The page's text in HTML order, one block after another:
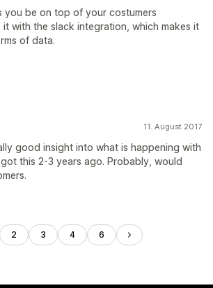
you be on top of your costumers
it with the slack integration, which makes it
of data.
11. August 2017
good insight into what is happening with
this 2-3 years ago. Probably, would
2 3 4 6